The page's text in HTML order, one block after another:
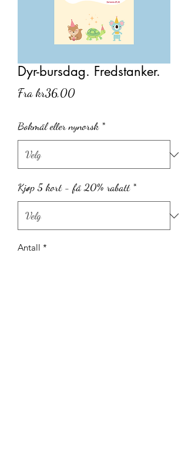
Dyr-bursdag. Fredstanker.
Frakr36,00Salgspris
Bokmål eller nynorsk *
Kjøp 5 kort - få 20% rabatt *
Antall *